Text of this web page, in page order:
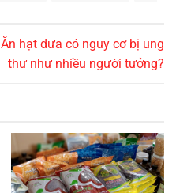
Ăn hạt dưa có nguy cơ bị ung
thư như nhiều người tưởng?